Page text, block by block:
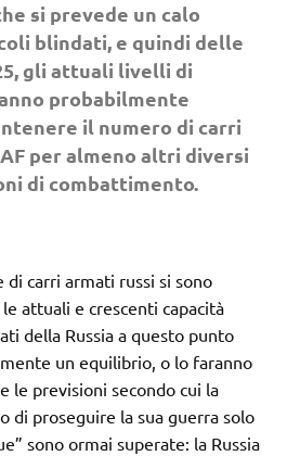
si prevede un calo
blindati, e quindi delle
gli attuali livelli di
probabilmente
il numero di carri
per almeno altri diversi
di combattimento.
carri armati russi si sono
attuali e crescenti capacità
della Russia a questo punto
un equilibrio, o lo faranno
le previsioni secondo cui la
di proseguire la sua guerra solo
sono ormai superate: la Russia